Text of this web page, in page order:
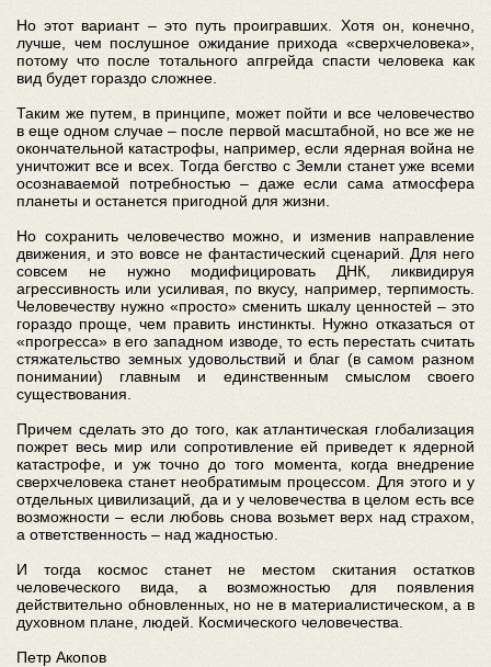
Но этот вариант – это путь проигравших. Хотя он, конечно,
лучше, чем послушное ожидание прихода «сверхчеловека»,
потому что после тотального апгрейда спасти человека как
вид будет гораздо сложнее.
Таким же путем, в принципе, может пойти и все человечество
в еще одном случае – после первой масштабной, но все же не
окончательной катастрофы, например, если ядерная война не
уничтожит все и всех. Тогда бегство с Земли станет уже всеми
осознаваемой потребностью – даже если сама атмосфера
планеты и останется пригодной для жизни.
Но сохранить человечество можно, и изменив направление
движения, и это вовсе не фантастический сценарий. Для него
совсем не нужно модифицировать ДНК, ликвидируя
агрессивность или усиливая, по вкусу, например, терпимость.
Человечеству нужно «просто» сменить шкалу ценностей – это
гораздо проще, чем править инстинкты. Нужно отказаться от
«прогресса» в его западном изводе, то есть перестать считать
стяжательство земных удовольствий и благ (в самом разном
понимании) главным и единственным смыслом своего
существования.
Причем сделать это до того, как атлантическая глобализация
пожрет весь мир или сопротивление ей приведет к ядерной
катастрофе, и уж точно до того момента, когда внедрение
сверхчеловека станет необратимым процессом. Для этого и у
отдельных цивилизаций, да и у человечества в целом есть все
возможности – если любовь снова возьмет верх над страхом,
а ответственность – над жадностью.
И тогда космос станет не местом скитания остатков
человеческого вида, а возможностью для появления
действительно обновленных, но не в материалистическом, а в
духовном плане, людей. Космического человечества.
Петр Акопов